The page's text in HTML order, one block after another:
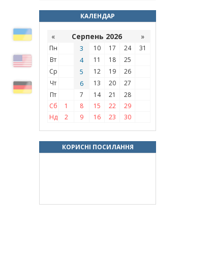
КАЛЕНДАР
« Серпень 2026 »
Пн 3 10 17 24
31
Вт
4 11 18
25
Ср
5 12 19
26
Чт
6 13 20
27
Пт
7 14 21
28
Сб
1 8 15 22
29
Нд
2 9 16 23 30
КОРИСНІ ПОСИЛАННЯ